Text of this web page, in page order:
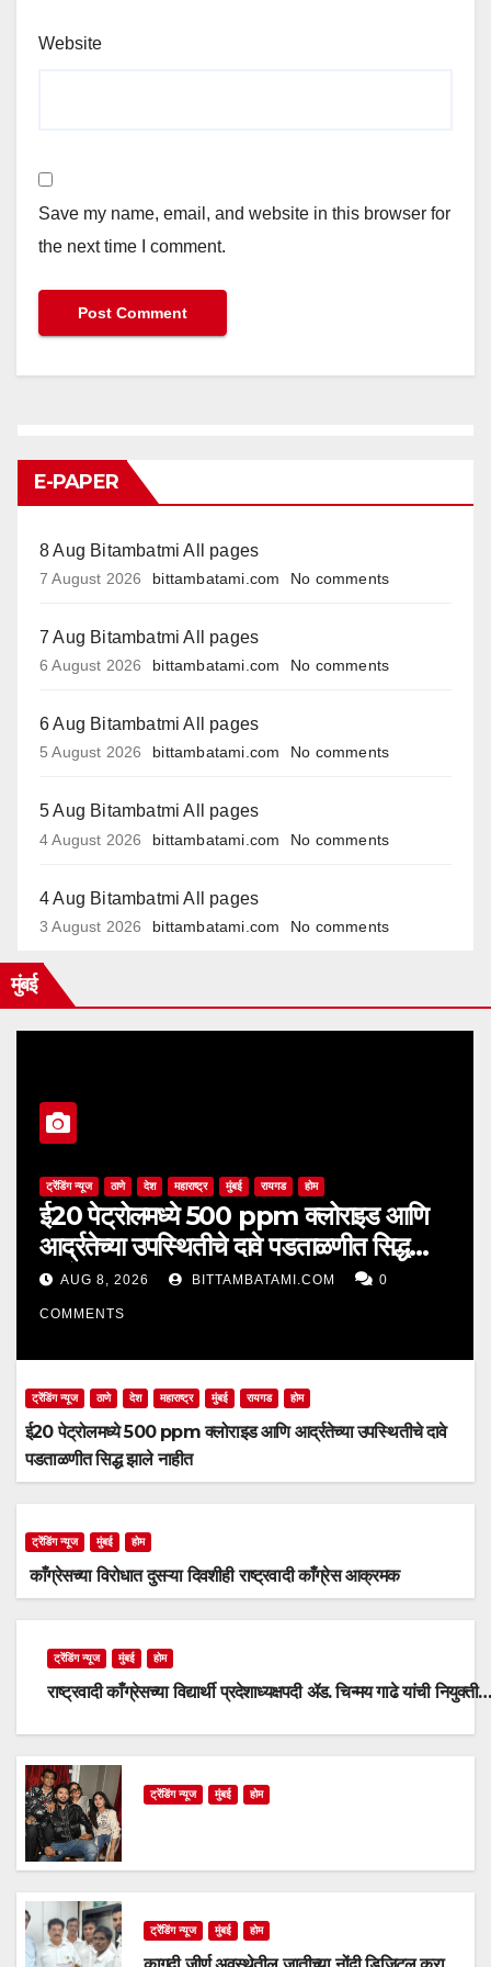
Website
Save my name, email, and website in this browser for
the next time I comment.
E-PAPER
8 Aug Bitambatmi All pages
7 August 2026 bittambatami.com No comments
7 Aug Bitambatmi All pages
6 August 2026 bittambatami.com No comments
6 Aug Bitambatmi All pages
5 August 2026 bittambatami.com No comments
5 Aug Bitambatmi All pages
4 August 2026 bittambatami.com No comments
4 Aug Bitambatmi All pages
3 August 2026 bittambatami.com No comments
मुंबई
ट्रेंडिंग न्यूज ठाणे देश महाराष्ट्र मुंबई रायगड होम
ई20 पेट्रोलमध्ये 500 ppm क्लोराइड आणि
आर्द्रतेच्या उपस्थितीचे दावे पडताळणीत सिद्ध
झाले नाहीत
AUG 8, 2026 BITTAMBATAMI.COM 0
COMMENTS
ट्रेंडिंग न्यूज ठाणे देश महाराष्ट्र मुंबई रायगड होम
ई20 पेट्रोलमध्ये 500 ppm क्लोराइड आणि आर्द्रतेच्या उपस्थितीचे दावे
पडताळणीत सिद्ध झाले नाहीत
ट्रेंडिंग न्यूज मुंबई होम
काँग्रेसच्या विरोधात दुसऱ्या दिवशीही राष्ट्रवादी काँग्रेस आक्रमक
ट्रेंडिंग न्यूज मुंबई होम
राष्ट्रवादी काँग्रेसच्या विद्यार्थी प्रदेशाध्यक्षपदी ॲड. चिन्मय गाढे यांची नियुक्ती…
ट्रेंडिंग न्यूज मुंबई होम
ट्रेंडिंग न्यूज मुंबई होम